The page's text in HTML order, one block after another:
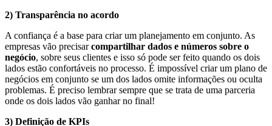
2) Transparência no acordo
A confiança é a base para criar um planejamento em conjunto. As
empresas vão precisarcompartilhar dados e números sobre o
negócio, sobre seus clientes e isso só pode ser feito quando os dois
lados estão confortáveis no processo. É impossível criar um plano de
negócios em conjunto se um dos lados omite informações ou oculta
problemas. É preciso lembrar sempre que se trata de uma parceria
onde os dois lados vão ganhar no final!
3) Definição de KPIs